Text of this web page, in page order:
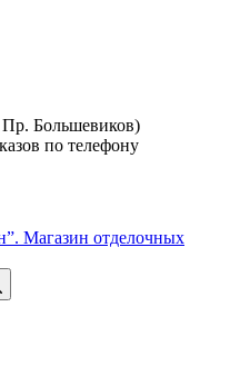
Пр. Большевиков)
по телефону